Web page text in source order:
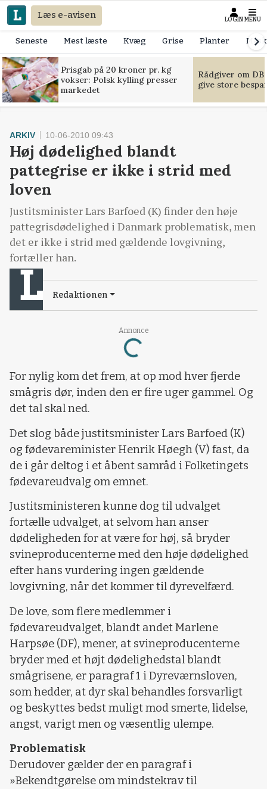
Læs e-avisen LOGIN MENU
Seneste Mest læste Kvæg Grise Planter
Prisgab på 20 kroner pr. kg
vokser: Polsk kylling presser
markedet
Rådgiver om
give store
Annonce
Loading...
ARKIV 10-06-2010 09:43
Høj dødelighed blandt
pattegrise er ikke i strid med
loven
Justitsminister Lars Barfoed (K) finder den høje
pattegrisdødelighed i Danmark problematisk, men
det er ikke i strid med gældende lovgivning,
fortæller han.
Redaktionen
For nylig kom det frem, at op mod hver fjerde
smågris dør, inden den er fire uger gammel. Og
det tal skal ned.
Det slog både justitsminister Lars Barfoed (K)
og fødevareminister Henrik Høegh (V) fast, da
de i går deltog i et åbent samråd i Folketingets
fødevareudvalg om emnet.
Justitsministeren kunne dog til udvalget
fortælle udvalget, at selvom han anser
dødeligheden for at være for høj, så bryder
svineproducenterne med den høje dødelighed
efter hans vurdering ingen gældende
lovgivning, når det kommer til dyrevelfærd.
De love, som flere medlemmer i
fødevareudvalget, blandt andet Marlene
Harpsøe (DF), mener, at svineproducenterne
bryder med et højt dødelighedstal blandt
smågrisene, er paragraf 1 i Dyreværnsloven,
som hedder, at dyr skal behandles forsvarligt
og beskyttes bedst muligt mod smerte, lidelse,
angst, varigt men og væsentlig ulempe.
Problematisk
Derudover gælder der en paragraf i
»Bekendtgørelse om mindstekrav til